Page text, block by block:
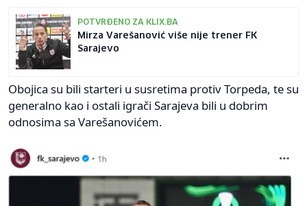
POTVRĐENO ZA KLIX.BA
Mirza Varešanović više nije trener FK
Sarajevo
Obojica su bili starteri u susretima protiv Torpeda, te su
generalno kao i ostali igrači Sarajeva bili u dobrim
odnosima sa Varešanovićem.